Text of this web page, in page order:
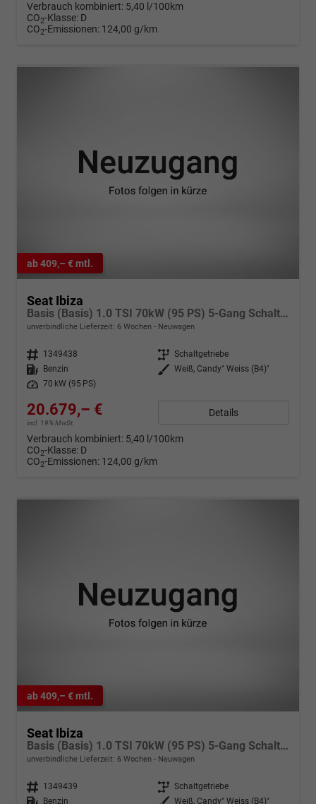
Verbrauch kombiniert: 5,40 l/100km
CO2-Klasse: D
CO2-Emissionen: 124,00 g/km
ab 409,– € mtl.
Seat Ibiza
Basis (Basis) 1.0 TSI 70kW (95 PS) 5-Gang Schaltgetriebe
unverbindliche Lieferzeit: 6 Wochen Neuwagen
Fahrzeugnr. 1349438 Getriebe Schaltgetriebe
Kraftstoff
Benzin Außenfarbe Weiß, Candy" Weiss (B4)"
Leistung
70 kW (95 PS)
20.679,– €
incl. 19% MwSt.
Details
Verbrauch kombiniert: 5,40 l/100km
CO2-Klasse: D
CO2-Emissionen: 124,00 g/km
ab 409,– € mtl.
Seat Ibiza
Basis (Basis) 1.0 TSI 70kW (95 PS) 5-Gang Schaltgetriebe
unverbindliche Lieferzeit: 6 Wochen Neuwagen
Fahrzeugnr. 1349439 Getriebe Schaltgetriebe
Kraftstoff
Benzin Außenfarbe Weiß, Candy" Weiss (B4)"